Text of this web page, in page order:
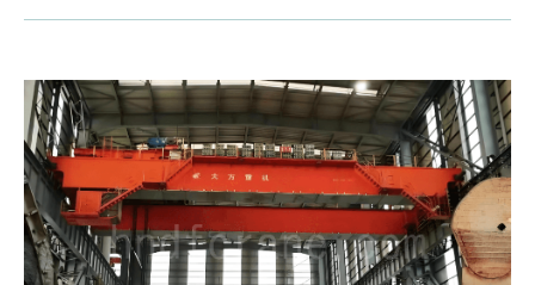
Čeština
Kiswahili
Dansk
Norsk
O‘zbekcha